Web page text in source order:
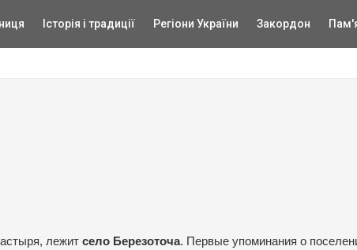
Історія і традиції Регіони України Закордон
лежит село Березоточа. Первые упоминания о